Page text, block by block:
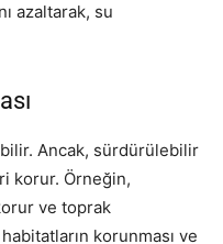
azaltarak, su
Ancak, sürdürülebilir
korur. Örneğin,
ve toprak
korunması ve